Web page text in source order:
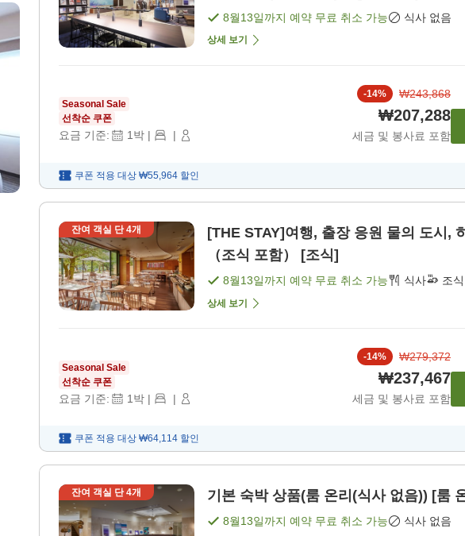
8월13일까지 예약 무료 취소 가능 식사 없음
상세 보기
Seasonal Sale
선착순 쿠폰
요금 기준: 1박 | |
-14% ₩243,868
₩207,288
세금 및 봉사료 포함
쿠폰 적용 대상 ₩55,964 할인
잔여 객실 단4개
[THE STAY]여행, 출장 응원 물의 도시,
（조식 포함） [조식]
8월13일까지 예약 무료 취소 가능 식사 조식
상세 보기
Seasonal Sale
선착순 쿠폰
요금 기준: 1 박 | |
-14% ₩279,372
₩237,467
세금 및 봉사료 포함
쿠폰 적용 대상 ₩64,114 할인
잔여 객실 단4개 기본 숙박 상품(룸 온리(식사 없음)) [룸
8월13일까지 예약 무료 취소 가능 식사 없음